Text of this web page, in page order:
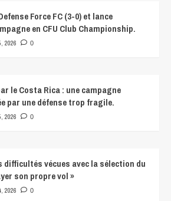
Force FC (3-0) et lance
en CFU Club Championship.
2026 0
le Costa Rica : une campagne
par une défense trop fragile.
2026 0
difficultés vécues avec la sélection du
son propre vol »
2026 0